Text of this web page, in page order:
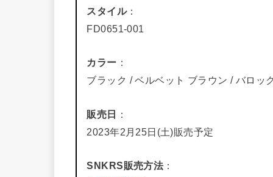
スタイル：
FD0651-001
カラー ：
ブラック / ベルベット ブラウン / バロッ
販売日 ：
2023年2月25日(土)販売予定
SNKRS販売方法：